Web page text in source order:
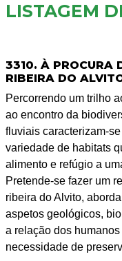
LISTAGEM
3310. À PROCURA
RIBEIRA DO
Percorrendo um trilho
ao encontro da
fluviais caracterizam-
variedade de habitats
alimento e refúgio a
Pretende-se fazer um
ribeira do Alvito,
aspetos geológicos,
a relação dos
necessidade de